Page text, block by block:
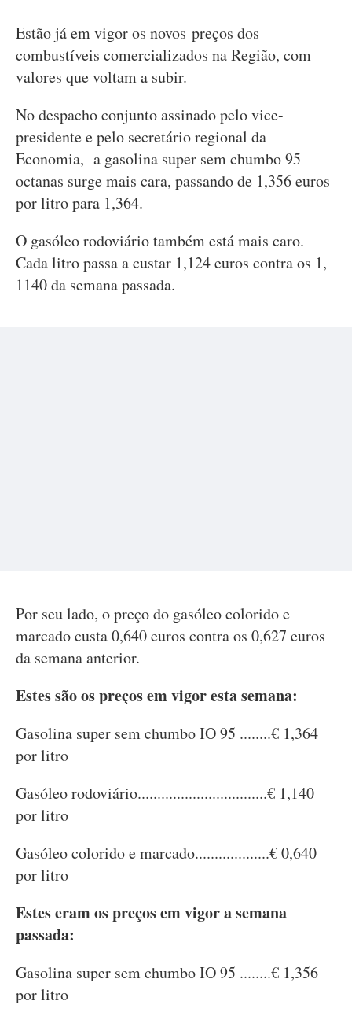
Estão já em vigor os novos preços dos
combustíveis comercializados na Região, com
valores que voltam a subir.
No despacho conjunto assinado pelo vice-
presidente e pelo secretário regional da
Economia, a gasolina super sem chumbo 95
octanas surge mais cara, passando de 1,356 euros
por litro para 1,364.
O gasóleo rodoviário também está mais caro.
Cada litro passa a custar 1,124 euros contra os 1,
1140 da semana passada.
Por seu lado, o preço do gasóleo colorido e
marcado custa 0,640 euros contra os 0,627 euros
da semana anterior.
Estes são os preços em vigor esta semana:
Gasolina super sem chumbo IO 95 ........€ 1,364
por litro
Gasóleo rodoviário.................................€ 1,140
por litro
Gasóleo colorido e marcado...................€ 0,640
por litro
Estes eram os preços em vigor a semana
passada:
Gasolina super sem chumbo IO 95 ........€ 1,356
por litro